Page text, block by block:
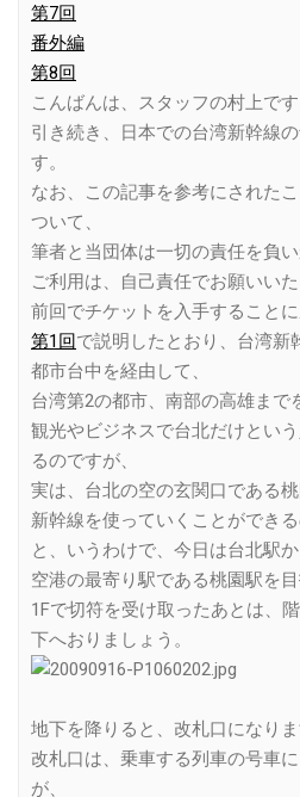
第7回
番外編
第8回
こんばんは、スタッフの村上です
引き続き、日本での台湾新幹線
す。
なお、この記事を参考にされた
ついて、
筆者と当団体は一切の責任を負い
ご利用は、自己責任でお願いいた
前回でチケットを入手することに
第1回で説明したとおり、台湾新
都市台中を経由して、
台湾第2の都市、南部の高雄まで
観光やビジネスで台北だけとい
るのですが、
実は、台北の空の玄関口である
新幹線を使っていくことができる
と、いうわけで、今日は台北駅か
空港の最寄り駅である桃園駅を
1Fで切符を受け取ったあとは、
下へおりましょう。
地下を降りると、改札口になりま
改札口は、乗車する列車の号車
が、